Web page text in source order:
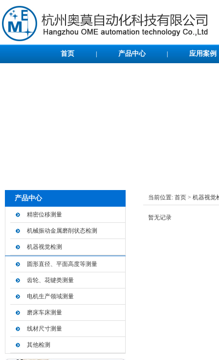
首页 产品中心 应用案例
产品中心
精密位移测量
机械振动金属磨削状态检测
机器视觉检测
圆形直径、平面高度等测量
齿轮、花键类测量
电机生产领域测量
磨床车床测量
线材尺寸测量
其他检测
当前位置: 首页 > 机器视觉
暂无记录